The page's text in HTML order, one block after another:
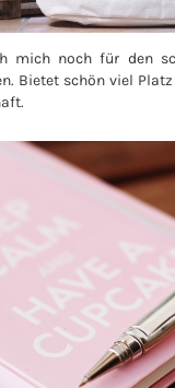
mich noch für den
Bietet schön viel